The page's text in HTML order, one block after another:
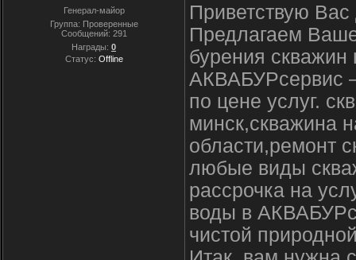
Генерал-майор
Группа: Проверенные
Сообщений: 291
Награды: 0
Статус: Offline
Приветствую
Предлагаем
бурения
АКВАБУРсервис
по цене услуг.
минск,скважина
области,ремонт
любые виды
рассрочка на
воды в
чистой